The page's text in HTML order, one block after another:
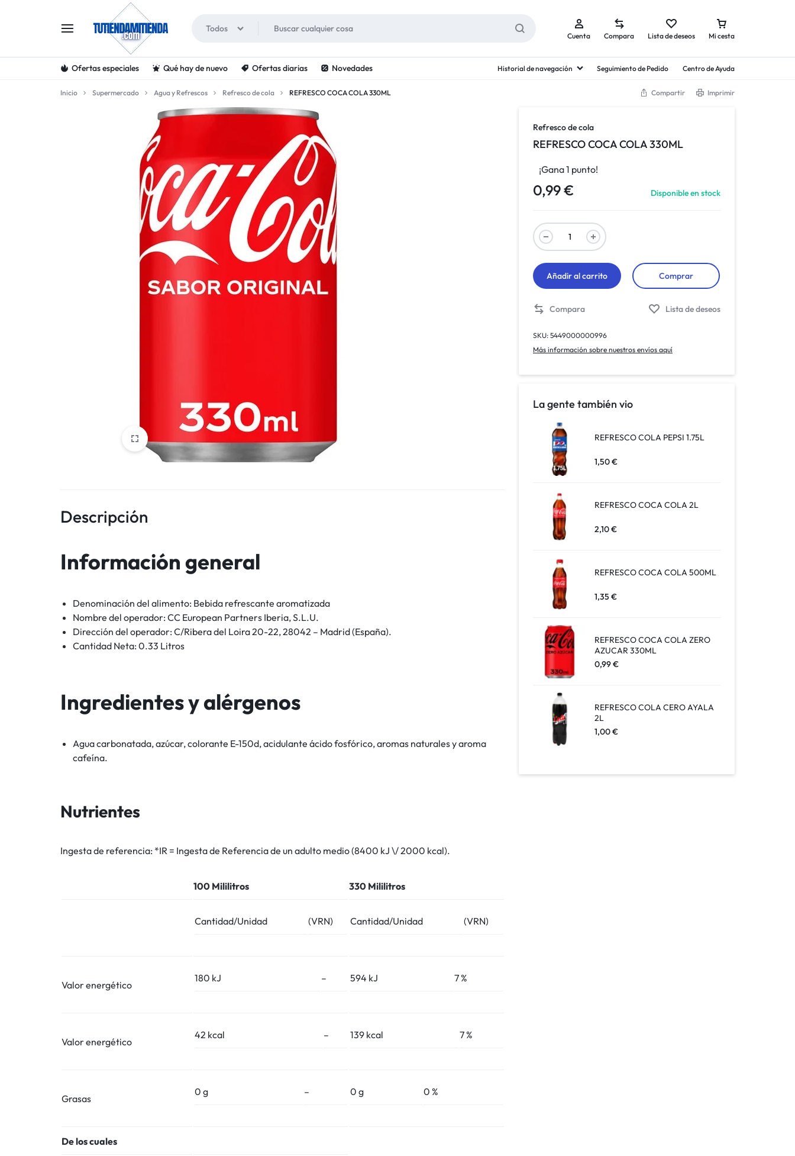
TUTIENDAMITIENDA
Todos
Cuenta Compara Lista de deseos Mi cesta
Ofertas especiales Qué hay de nuevo Ofertas diarias Novedades Historial de navegación Seguimiento de Pedido Centro de Ayuda
Inicio Supermercado Agua y Refrescos Refresco de cola REFRESCO COCA COLA 330ML Compartir Imprimir
Refresco de cola
REFRESCO COCA COLA 330ML
¡Gana 1 punto!
0,99€ Disponible en stock
Añadir al carrito Comprar
Compara Lista de deseos
SKU: 5449000000996
Más información sobre nuestros envíos aquí
La gente también vio
REFRESCO COLA PEPSI 1.75L
1,50€
REFRESCO COCA COLA 2L
2,10€
REFRESCO COCA COLA 500ML
1,35 €
REFRESCO COCA COLA ZERO
AZUCAR 330ML
0,99€
REFRESCO COLA CERO AYALA
2L
1,00€
Descripción
Información general
Denominación del alimento: Bebida refrescante aromatizada
Nombre del operador: CC European Partners Iberia, S.L.U.
Dirección del operador: C/Ribera del Loira 20-22, 28042 – Madrid (España).
Cantidad Neta: 0.33 Litros
Ingredientes y alérgenos
Agua carbonatada, azúcar, colorante E-150d, acidulante ácido fosfórico, aromas naturales y aroma
cafeína.
Nutrientes
Ingesta de referencia: *IR = Ingesta de Referencia de un adulto medio (8400 kJ \/ 2000 kcal).
100 Mililitros 330 Mililitros
Cantidad/Unidad (VRN) Cantidad/Unidad (VRN)
Valor energético
180 kJ – 594 kJ 7 %
Valor energético
42 kcal – 139 kcal 7 %
Grasas
0 g – 0 g 0 %
De los cuales